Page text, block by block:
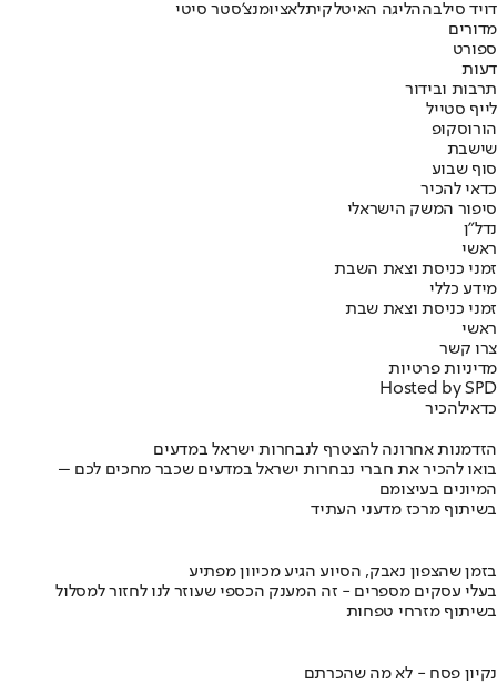
דויד סילבההליגה האיטלקיתלאציומנצ'סטר סיטי
מדורים
ספורט
דעות
תרבות ובידור
לייף סטייל
הורוסקופ
שישבת
סוף שבוע
כדאי להכיר
סיפור המשק הישראלי
נדל"ן
ראשי
זמני כניסת וצאת השבת
מידע כללי
זמני כניסת וצאת שבת
ראשי
צרו קשר
מדיניות פרטיות
Hosted by SPD
כדאילהכיר
הזדמנות אחרונה להצטרף לנבחרות ישראל במדעים
בואו להכיר את חברי נבחרות ישראל במדעים שכבר מחכים לכם –
המיונים בעיצומם
בשיתוף מרכז מדעני העתיד
בזמן שהצפון נאבק, הסיוע הגיע מכיוון מפתיע
בעלי עסקים מספרים - זה המענק הכספי שעוזר לנו לחזור למסלול
בשיתוף מזרחי טפחות
נקיון פסח - לא מה שהכרתם